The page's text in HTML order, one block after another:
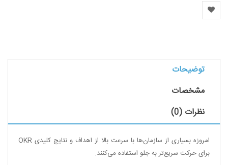
توضیحات
مشخصات
نظرات (0)
امروزه بسیاری از سازمان‌ها با سرعت بالا از اهداف و نتایج کلیدی OKR
برای حرکت سریع‌تر به جلو استفاده می‌کنند.